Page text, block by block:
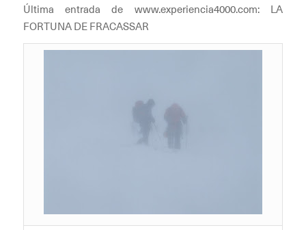
Última entrada de www.experiencia4000.com: LA
FORTUNA DE FRACASSAR